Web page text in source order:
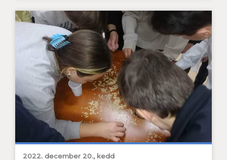
2022. december 20., kedd